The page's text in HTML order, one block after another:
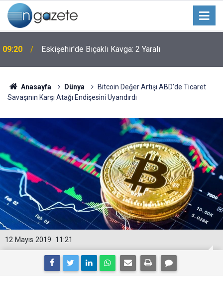
09:20 Eskişehir'de Bıçaklı Kavga: 2 Yaralı
Anasayfa Dünya
Bitcoin Değer Artışı ABD’de Ticaret
Savaşının Karşı Atağı Endişesini Uyandırdı
11:21
12 Mayıs 2019